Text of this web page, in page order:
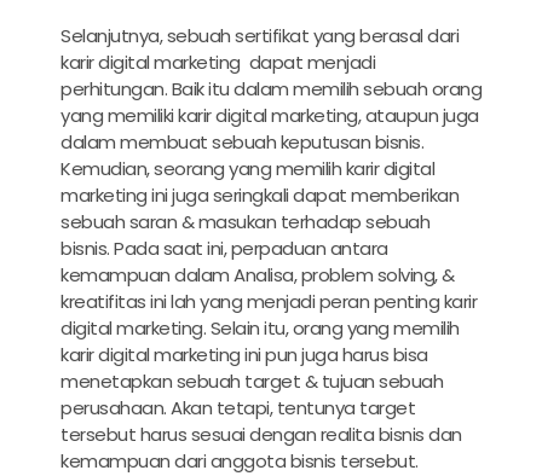
Selanjutnya, sebuah sertifikat yang berasal dari
karir digital marketing dapat menjadi
perhitungan. Baik itu dalam memilih sebuah orang
yang memilikikarir digital marketing, ataupun juga
dalam membuat sebuah keputusan bisnis.
Kemudian, seorang yang memilihkarir digital
marketingini juga seringkali dapat memberikan
sebuah saran & masukan terhadap sebuah
bisnis. Pada saat ini, perpaduan antara
kemampuan dalam Analisa, problem solving, &
kreatifitas ini lah yang menjadi peran pentingkarir
digital marketing. Selain itu, orang yang memilih
karir digital marketingini pun juga harus bisa
menetapkan sebuah target & tujuan sebuah
perusahaan. Akan tetapi, tentunya target
tersebut harus sesuai dengan realita bisnis dan
kemampuan dari anggota bisnis tersebut.